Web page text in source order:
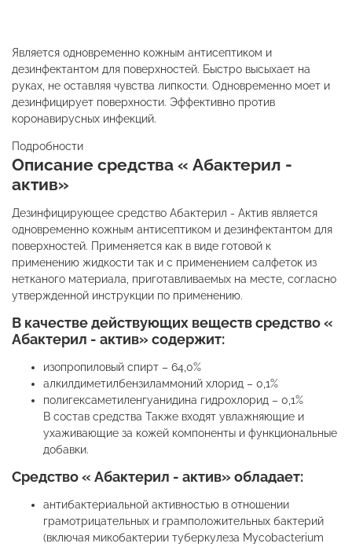
Является одновременно кожным антисептиком и
дезинфектантом для поверхностей. Быстро высыхает на
руках, не оставляя чувства липкости. Одновременно моет и
дезинфицирует поверхности. Эффективно против
коронавирусных инфекций.
Подробности
Описание средства « Абактерил -
актив»
Дезинфицирующее средство Абактерил - Актив является
одновременно кожным антисептиком и дезинфектантом для
поверхностей. Применяется как в виде готовой к
применению жидкости так и с применением салфеток из
нетканого материала, приготавливаемых на месте, согласно
утвержденной инструкции по применению.
В качестве действующих веществ средство «
Абактерил - актив» содержит:
изопропиловый спирт – 64,0%
алкилдиметилбензиламмоний хлорид – 0,1%
полигексаметиленгуанидина гидрохлорид – 0,1%
В состав средства Также входят увлажняющие и
ухаживающие за кожей компоненты и функциональные
добавки.
Средство « Абактерил - актив» обладает:
антибактериальной активностью в отношении
грамотрицательных и грамположительных бактерий
(включая микобактерии туберкулеза Mycobacterium